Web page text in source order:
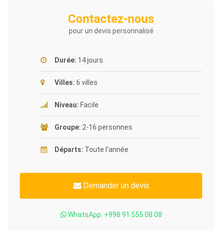
Contactez-nous
pour un devis personnalisé
Durée: 14 jours
Villes: 6 villes
Niveau: Facile
Groupe: 2-16 personnes
Départs: Toute l'année
Demander un devis
WhatsApp: +998 91 555 08 08